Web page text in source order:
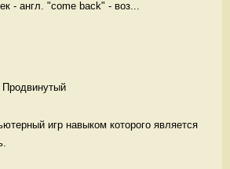
- англ. "come back" - воз...
Продвинутый
игр навыком которого является